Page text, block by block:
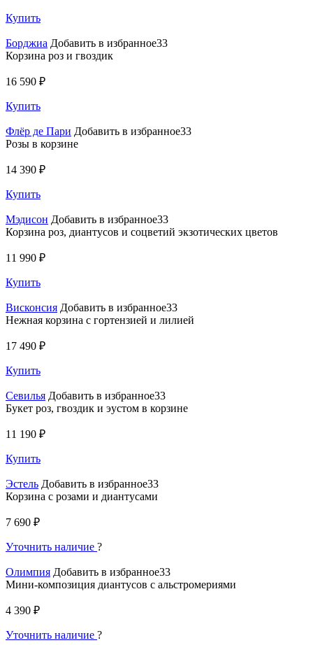
Купить
Борджиа Добавить в избранное33
Корзина роз и гвоздик
16 590 ₽
Купить
Флёр де Пари Добавить в избранное33
Розы в корзине
14 390 ₽
Купить
Мэдисон Добавить в избранное33
Корзина роз, диантусов и соцветий экзотических цветов
11 990 ₽
Купить
Висконсия Добавить в избранное33
Нежная корзина с гортензией и лилией
17 490 ₽
Купить
Севилья Добавить в избранное33
Букет роз, гвоздик и эустом в корзине
11 190 ₽
Купить
Эстель Добавить в избранное33
Корзина с розами и диантусами
7 690 ₽
Уточнить наличие ?
Олимпия Добавить в избранное33
Мини-композиция диантусов с альстромериями
4 390 ₽
Уточнить наличие ?